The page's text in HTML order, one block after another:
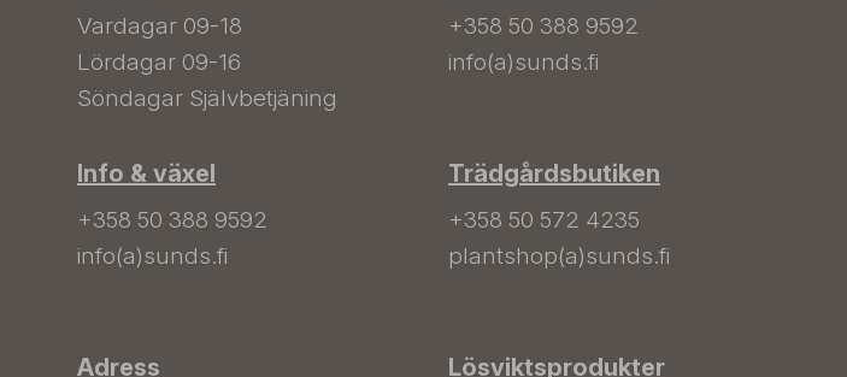
Vardagar 09-18
Lördagar 09-16
Söndagar Självbetjäning
Info & växel
+358 50 388 9592
info(a)sunds.fi
Adress
+358 50 388 9592
info(a)sunds.fi
Trädgårdsbutiken
+358 50 572 4235
plantshop(a)sunds.fi
Lösviktsprodukter